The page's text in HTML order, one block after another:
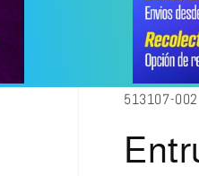
SKU:
513107-002